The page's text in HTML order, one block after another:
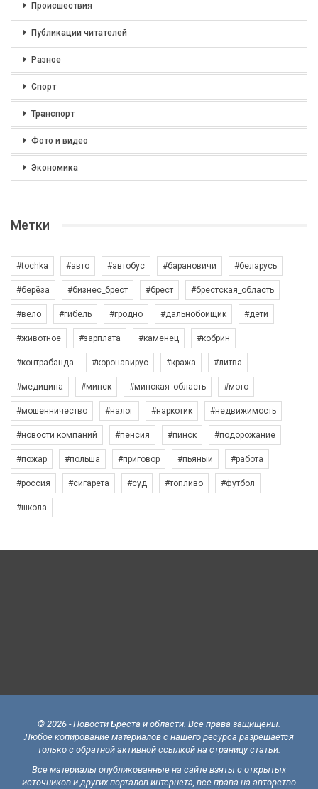
Происшествия
Публикации читателей
Разное
Спорт
Транспорт
Фото и видео
Экономика
Метки
#tochka #авто #автобус #барановичи #беларусь
#берёза #бизнес_брест #брест #брестская_область
#вело #гибель #гродно #дальнобойщик #дети
#животное #зарплата #каменец #кобрин
#контрабанда #коронавирус #кража #литва
#медицина #минск #минская_область #мото
#мошенничество #налог #наркотик #недвижимость
#новости компаний #пенсия #пинск #подорожание
#пожар #польша #приговор #пьяный #работа
#россия #сигарета #суд #топливо #футбол
#школа
© 2026 - Новости Бреста и области. Все права защищены.
Любое копирование материалов с нашего ресурса разрешается
только с обратной активной ссылкой на страницу статьи.
Все материалы опубликованные на сайте взяты с открытых
источников и других порталов интернета, все права на авторство